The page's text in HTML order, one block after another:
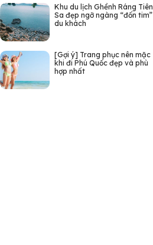
Khu du lịch Ghềnh Ráng Tiên
Sa đẹp ngỡ ngàng “đốn tim”
du khách
[Gợi ý] Trang phục nên mặc
khi đi Phú Quốc đẹp và phù
hợp nhất